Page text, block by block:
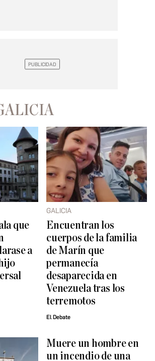
que
a
GALICIA
Encuentran los
cuerpos de la familia
de Marín que
permanecía
desaparecida en
Venezuela tras los
terremotos
El Debate
Muere un hombre en
un incendio de una